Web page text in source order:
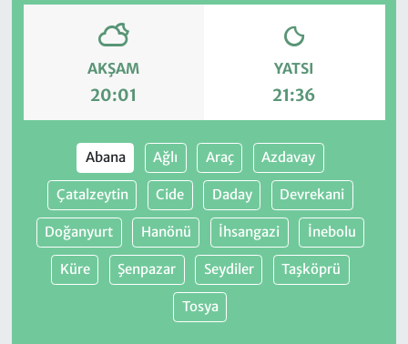
AKŞAM
20:01
YATSI
21:36
Abana Ağlı Araç Azdavay
Çatalzeytin Cide Daday Devrekani
Doğanyurt Hanönü İhsangazi İnebolu
Küre Şenpazar Seydiler Taşköprü
Tosya